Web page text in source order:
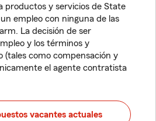
productos y servicios de State
empleo con ninguna de las
La decisión de ser
y los términos y
(tales como compensación y
el agente contratista
vacantes actuales